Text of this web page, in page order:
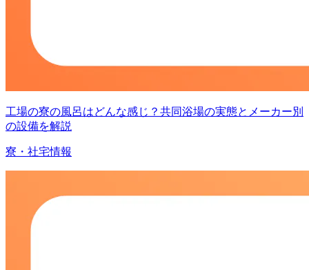
工場の寮の風呂はどんな感じ？共同浴場の実態とメーカー別
の設備を解説
寮・社宅情報